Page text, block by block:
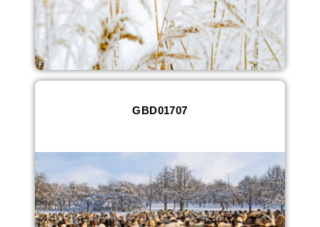
GBD01707